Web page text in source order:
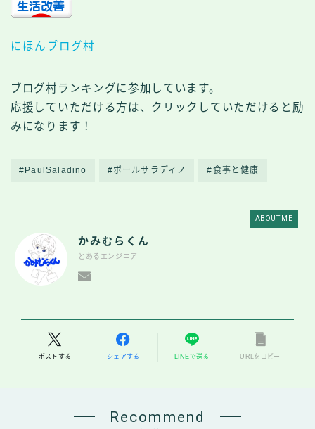
にほんブログ村
ブログ村ランキングに参加しています。
応援していただける方は、クリックしていただけると励
みになります！
#PaulSaladino #ポールサラディノ #食事と健康
ABOUT ME
かみむらくん
とあるエンジニア
ポストする シェアする LINEで送る URLをコピー
Recommend